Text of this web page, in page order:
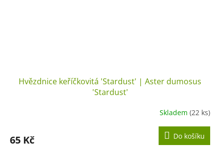
Hvězdnice keříčkovitá 'Stardust' | Aster dumosus
'Stardust'
Skladem (22 ks)
65 Kč Do košíku